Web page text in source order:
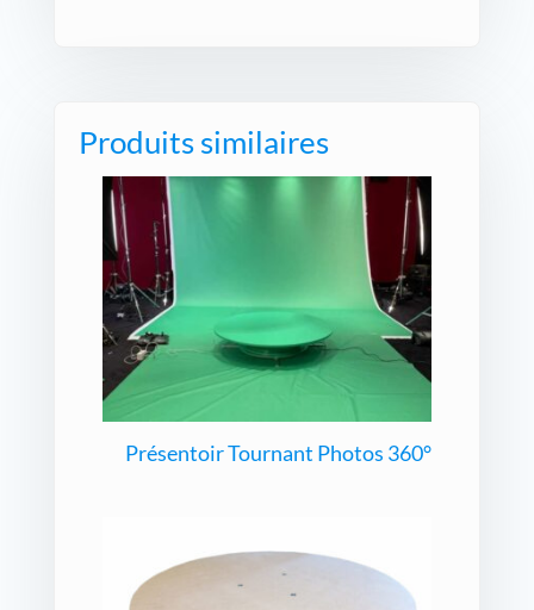
Produits similaires
Présentoir Tournant Photos 360°